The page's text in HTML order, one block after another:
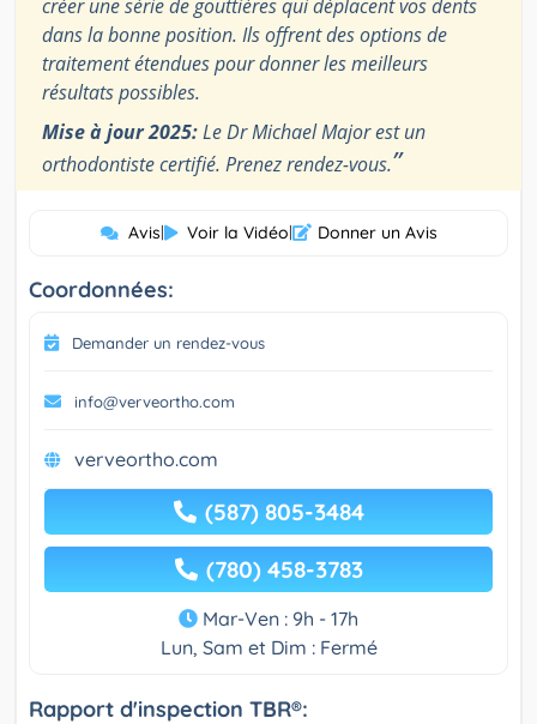
créer une série de gouttières qui déplacent vos dents
dans la bonne position. Ils offrent des options de
traitement étendues pour donner les meilleurs
résultats possibles.
Mise à jour 2025:Le Dr Michael Major est un
orthodontiste certifié. Prenez rendez-vous.”
Avis| Voir la Vidéo| Donner un Avis
Coordonnées:
Demander un rendez-vous
info@verveortho.com
verveortho.com
(587) 805-3484
(780) 458-3783
Mar-Ven : 9h - 17h
Lun, Sam et Dim : Fermé
Rapport d'inspection TBR®: